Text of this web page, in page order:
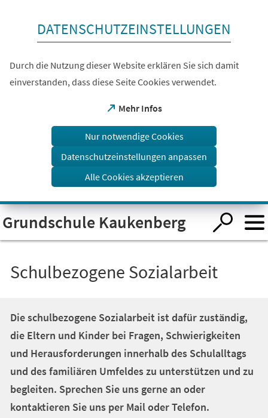
Visuelle
Assistenzsoftware
öffnen.
DATENSCHUTZEINSTELLUNGEN
Durch die Nutzung dieser Website erklären Sie sich damit
einverstanden, dass diese Seite Cookies verwendet.
Mehr Infos
(Öffnet
einem
Tab)
Nur notwendige Cookies
Datenschutzeinstellungen anpassen
Alle Cookies akzeptieren
Grundschule Kaukenberg
Schulbezogene Sozialarbeit
Die schulbezogene Sozialarbeit ist dafür zuständig,
die Eltern und Kinder bei Fragen, Schwierigkeiten
und Herausforderungen innerhalb des Schulalltags
und des familiären Umfeldes zu unterstützen und zu
begleiten. Sprechen Sie uns gerne an oder
kontaktieren Sie uns per Mail oder Telefon.